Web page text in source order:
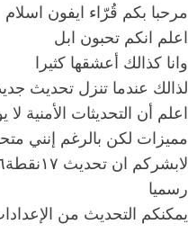
‏مرحبا بكم قُرّاء ايفون اسلام
اعلم انكم تحبون ابل
وانا كذالك ‏أعشقها كثيرا
لذالك ‏عندما تنزل تحديث
اعلم أن التحديثات الأمنية لا
مميزات لكن بالرغم إنني
رسميا
يمكنكم ‏التحديث من